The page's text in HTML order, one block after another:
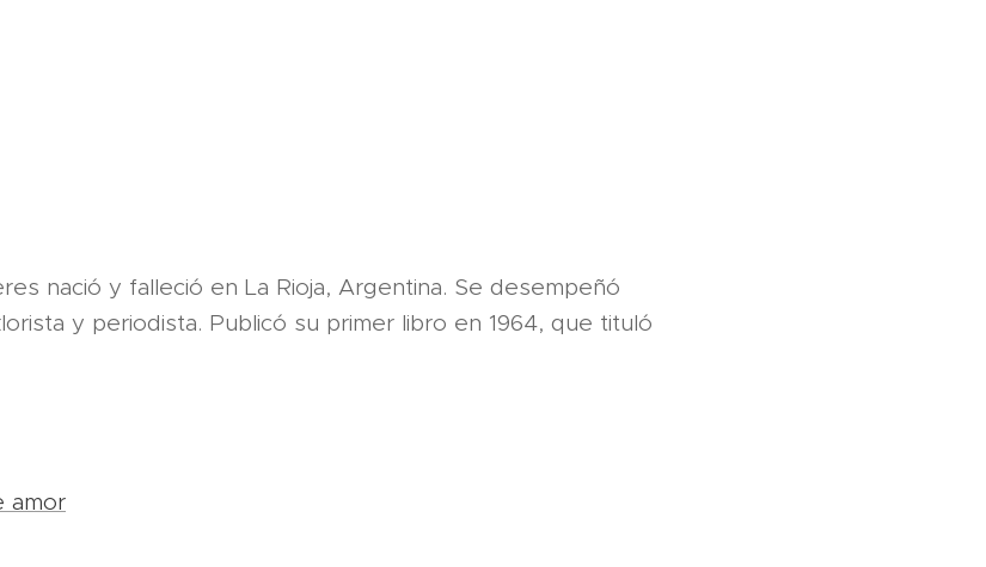
nació y falleció en La Rioja, Argentina. Se desempeñó
y periodista. Publicó su primer libro en 1964, que tituló
amor